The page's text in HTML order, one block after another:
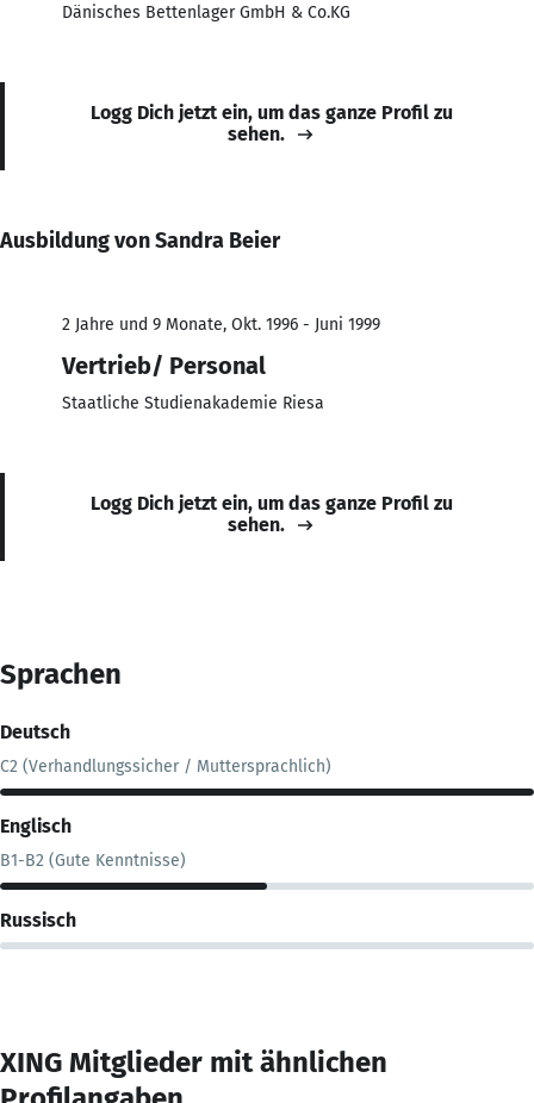
Dänisches Bettenlager GmbH & Co.KG
Logg Dich jetzt ein, um das ganze Profil zu
sehen.
Ausbildung von Sandra Beier
2 Jahre und 9 Monate, Okt. 1996 - Juni 1999
Vertrieb/ Personal
Staatliche Studienakademie Riesa
Logg Dich jetzt ein, um das ganze Profil zu
sehen.
Sprachen
Deutsch
C2 (Verhandlungssicher / Muttersprachlich)
Englisch
B1-B2 (Gute Kenntnisse)
Russisch
XING Mitglieder mit ähnlichen